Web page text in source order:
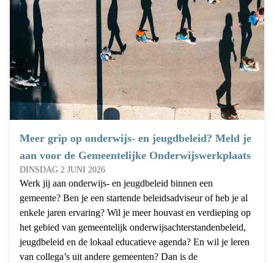
Meer grip op onderwijs- en jeugdbeleid? Meld je
aan voor de Gemeentelijke Onderwijswerkplaats
DINSDAG 2 JUNI 2026
Werk jij aan onderwijs- en jeugdbeleid binnen een
gemeente? Ben je een startende beleidsadviseur of heb je al
enkele jaren ervaring? Wil je meer houvast en verdieping op
het gebied van gemeentelijk onderwijsachterstandenbeleid,
jeugdbeleid en de lokaal educatieve agenda? En wil je leren
van collega’s uit andere gemeenten? Dan is de